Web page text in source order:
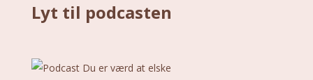
Lyt til podcasten